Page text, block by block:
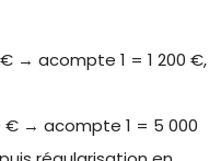
€ → acompte 1 = 1 200 €,
€ → acompte 1 = 5 000